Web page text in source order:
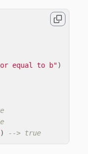
equal to b")
) --> true